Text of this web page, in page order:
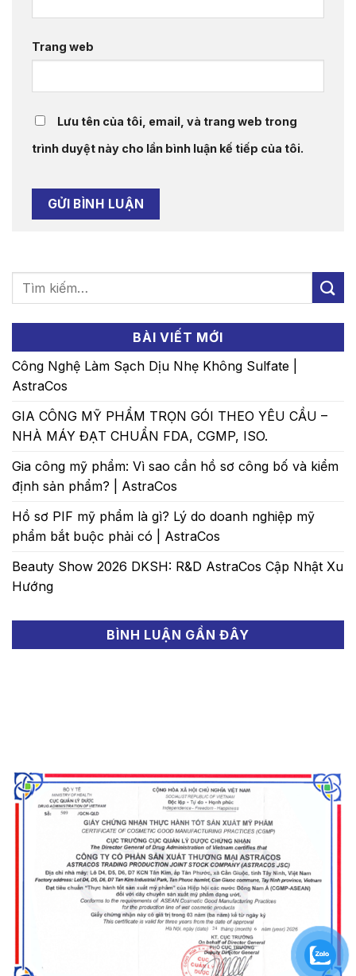
Trang web
Lưu tên của tôi, email, và trang web trong
trình duyệt này cho lần bình luận kế tiếp của tôi.
BÀI VIẾT MỚI
Công Nghệ Làm Sạch Dịu Nhẹ Không Sulfate |
AstraCos
GIA CÔNG MỸ PHẨM TRỌN GÓI THEO YÊU CẦU –
NHÀ MÁY ĐẠT CHUẨN FDA, CGMP, ISO.
Gia công mỹ phẩm: Vì sao cần hồ sơ công bố và kiểm
định sản phẩm? | AstraCos
Hồ sơ PIF mỹ phẩm là gì? Lý do doanh nghiệp mỹ
phẩm bắt buộc phải có | AstraCos
Beauty Show 2026 DKSH: R&D AstraCos Cập Nhật Xu
Hướng
BÌNH LUẬN GẦN ĐÂY